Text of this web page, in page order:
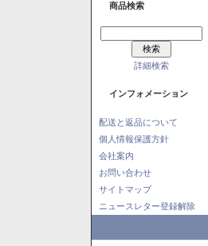
商品検索
詳細検索
インフォメーション
配送と返品について
個人情報保護方針
会社案内
お問い合わせ
サイトマップ
ニュースレター登録解除